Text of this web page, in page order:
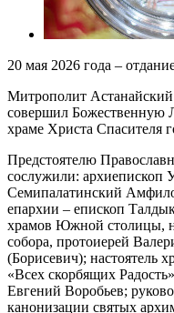
20 мая 2026 года –
Митрополит
совершил Божественную
храме Христа Спасителя
Предстоятелю
сослужили: архиепископ
Семипалатинский
епархии – епископ
храмов Южной столицы,
собора, протоиерей
(Борисевич); настоятель
«Всех скорбящих
Евгений Воробьев;
канонизации святых